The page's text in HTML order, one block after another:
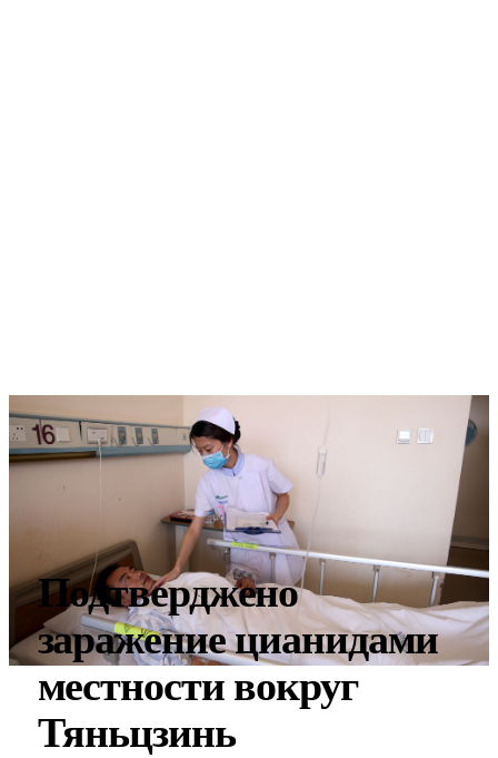
Подтверджено
заражение цианидами
местности вокруг
Тяньцзинь